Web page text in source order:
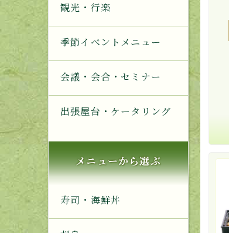
観光・行楽
季節イベントメニュー
会議・会合・セミナー
出張屋台・ケータリング
メニューから選ぶ
寿司・海鮮丼